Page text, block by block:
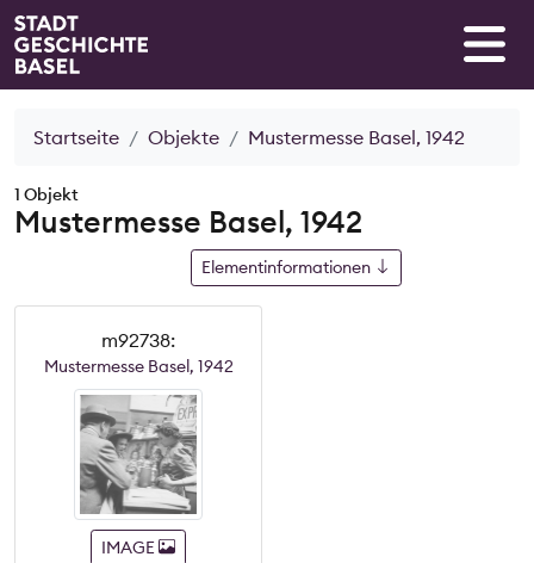
Startseite Objekte Mustermesse Basel, 1942
1 Objekt
Mustermesse Basel, 1942
Elementinformationen
m92738:
Mustermesse Basel, 1942
IMAGE